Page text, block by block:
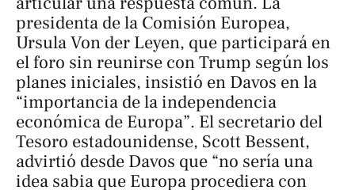
presidenta de la Comisión Europea,
Ursula Von der Leyen, que participará en
el foro sin reunirse con Trump según los
planes iniciales, insistió en Davos en la
“importancia de la independencia
económica de Europa”. El secretario del
Tesoro estadounidense, Scott Bessent,
advirtió desde Davos que “no sería una
idea sabia que Europa procediera con